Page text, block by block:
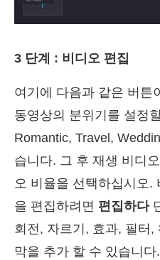
3 단계 : 비디오 편집
여기에 다음과 같은 버튼
동영상의 분위기를 설정
Romantic, Travel,
습니다. 그 후 재생 비디
오 비율을 선택하십시오.
을 편집하려면 편집하다
회전, 자르기, 효과, 필터
막을 추가 할 수 있습니다